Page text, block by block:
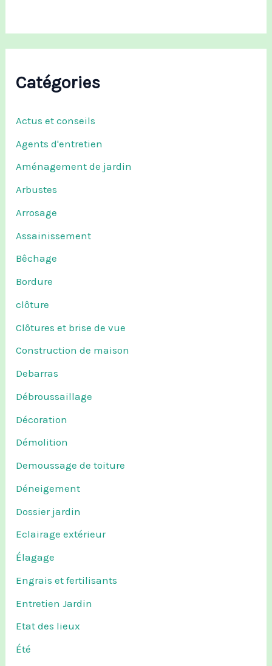
Catégories
Actus et conseils
Agents d'entretien
Aménagement de jardin
Arbustes
Arrosage
Assainissement
Bêchage
Bordure
clôture
Clôtures et brise de vue
Construction de maison
Debarras
Débroussaillage
Décoration
Démolition
Demoussage de toiture
Déneigement
Dossier jardin
Eclairage extérieur
Élagage
Engrais et fertilisants
Entretien Jardin
Etat des lieux
Été